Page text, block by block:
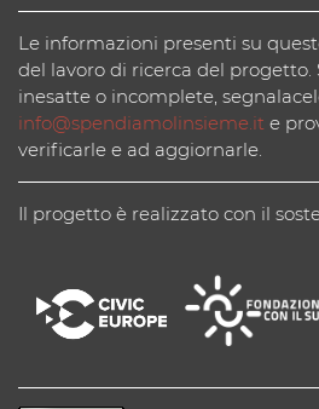
Le informazioni presenti su
del lavoro di ricerca del progetto.
inesatte o incomplete,
info@spendiamolinsieme.it e
verificarle e ad aggiornarle.
Il progetto è realizzato con il